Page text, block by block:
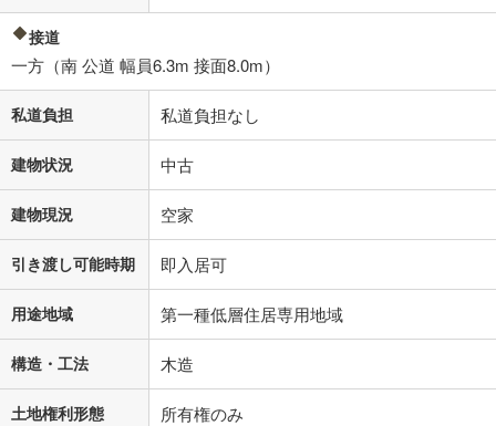
接道
一方（南 公道 幅員6.3m 接面8.0m）
私道負担 私道負担なし
建物状況 中古
建物現況 空家
引き渡し可能時期 即入居可
用途地域 第一種低層住居専用地域
構造・工法 木造
土地権利形態 所有権のみ